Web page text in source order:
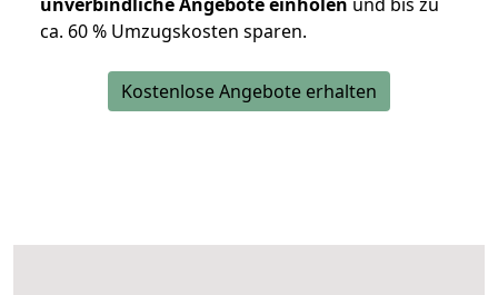
ca. 60 % Umzugskosten sparen.
Kostenlose Angebote erhalten